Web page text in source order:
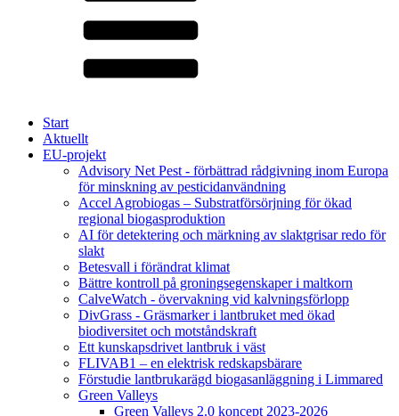
Start
Aktuellt
EU-projekt
Advisory Net Pest - förbättrad rådgivning inom Europa
för minskning av pesticidanvändning
Accel Agrobiogas – Substratförsörjning för ökad
regional biogasproduktion
AI för detektering och märkning av slaktgrisar redo för
slakt
Betesvall i förändrat klimat
Bättre kontroll på groningsegenskaper i maltkorn
CalveWatch - övervakning vid kalvningsförlopp
DivGrass - Gräsmarker i lantbruket med ökad
biodiversitet och motståndskraft
Ett kunskapsdrivet lantbruk i väst
FLIVAB1 – en elektrisk redskapsbärare
Förstudie lantbrukarägd biogasanläggning i Limmared
Green Valleys
Green Valleys 2.0 koncept 2023-2026